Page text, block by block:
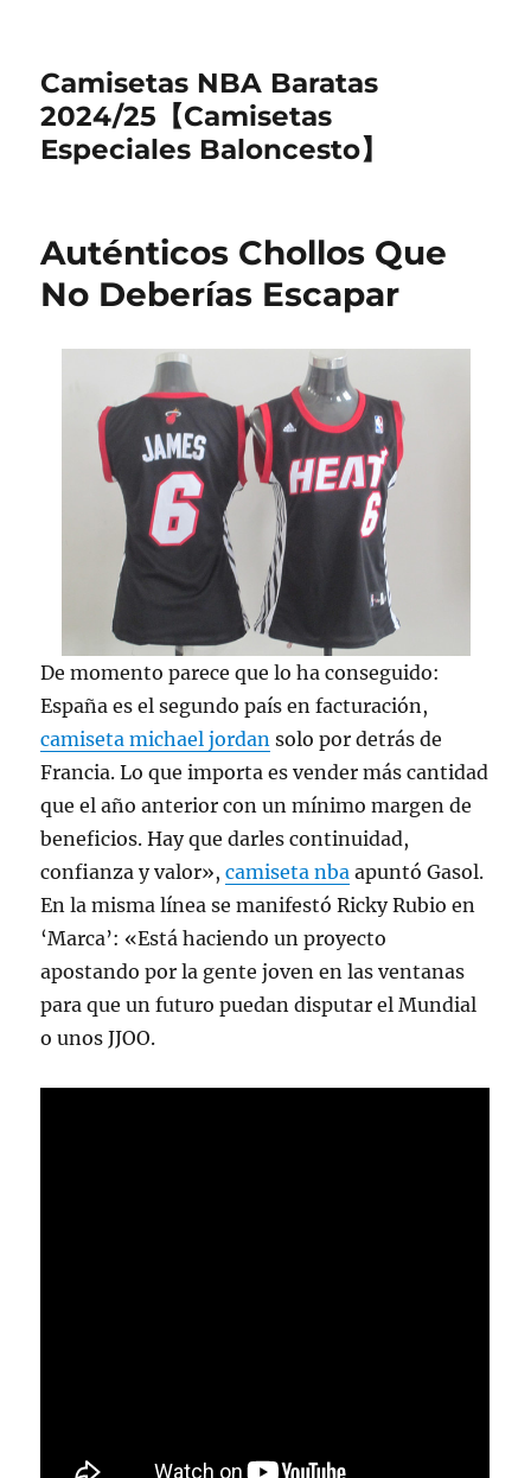
Camisetas NBA Baratas
2024/25【Camisetas
Especiales Baloncesto】
Auténticos Chollos Que
No Deberías Escapar
De momento parece que lo ha conseguido:
España es el segundo país en facturación,
camiseta michael jordan solo por detrás de
Francia. Lo que importa es vender más cantidad
que el año anterior con un mínimo margen de
beneficios. Hay que darles continuidad,
confianza y valor»,camiseta nba apuntó Gasol.
En la misma línea se manifestó Ricky Rubio en
‘Marca’: «Está haciendo un proyecto
apostando por la gente joven en las ventanas
para que un futuro puedan disputar el Mundial
o unos JJOO.